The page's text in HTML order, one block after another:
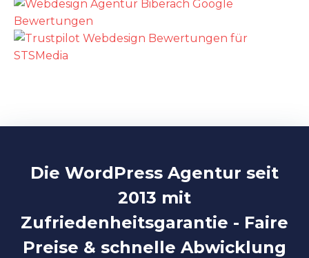
Die WordPress Agentur seit
2013 mit
Zufriedenheitsgarantie - Faire
Preise & schnelle Abwicklung